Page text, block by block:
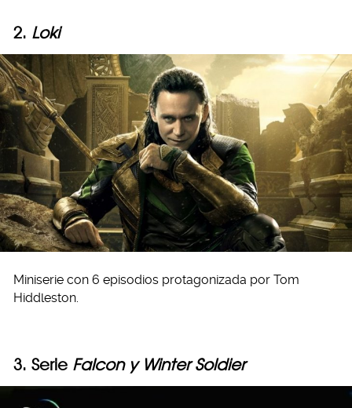
2. Loki
Miniserie con 6 episodios protagonizada por Tom
Hiddleston.
3. Serie Falcon y Winter Soldier